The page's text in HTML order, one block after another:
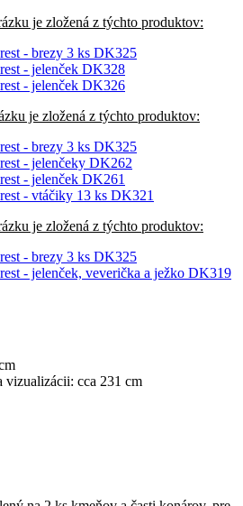
je zložená z týchto produktov:
- brezy 3 ks DK325
- jelenček DK328
- jelenček DK326
je zložená z týchto produktov:
- brezy 3 ks DK325
- jelenčeky DK262
- jelenček DK261
- vtáčiky 13 ks DK321
je zložená z týchto produktov:
- brezy 3 ks DK325
- jelenček, veverička a ježko DK319
vizualizácii: cca 231 cm